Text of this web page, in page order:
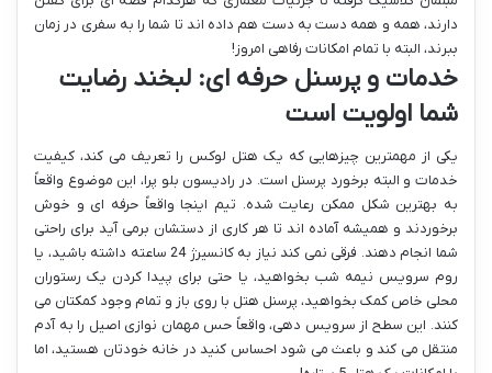
دارند، همه و همه دست به دست هم داده اند تا شما را به سفری در زمان
ببرند، البته با تمام امکانات رفاهی امروز!
خدمات و پرسنل حرفه ای: لبخند رضایت
شما اولویت است
یکی از مهمترین چیزهایی که یک هتل لوکس را تعریف می کند، کیفیت
خدمات و البته برخورد پرسنل است. در رادیسون بلو پرا، این موضوع واقعاً
به بهترین شکل ممکن رعایت شده. تیم اینجا واقعاً حرفه ای و خوش
برخوردند و همیشه آماده اند تا هر کاری از دستشان برمی آید برای راحتی
شما انجام دهند. فرقی نمی کند نیاز به کانسیرژ 24 ساعته داشته باشید، یا
روم سرویس نیمه شب بخواهید، یا حتی برای پیدا کردن یک رستوران
محلی خاص کمک بخواهید، پرسنل هتل با روی باز و تمام وجود کمکتان می
کنند. این سطح از سرویس دهی، واقعاً حس مهمان نوازی اصیل را به آدم
منتقل می کند و باعث می شود احساس کنید در خانه خودتان هستید، اما